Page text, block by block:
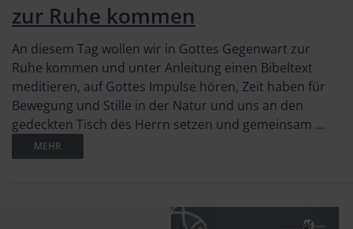
zur Ruhe kommen
An diesem Tag wollen wir in Gottes Gegenwart zur
Ruhe kommen und unter Anleitung einen Bibeltext
meditieren, auf Gottes Impulse hören, Zeit haben für
Bewegung und Stille in der Natur und uns an den
gedeckten Tisch des Herrn setzen und gemeinsam ...
MEHR